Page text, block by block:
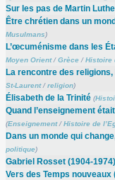
Sur les pas de Martin
Être chrétien dans un
Musulmans)
L’œcuménisme dans les
Moyen Orient/Grèce/Histoire
La rencontre des
St-Laurent/religion)
Élisabeth de la Trinité (
Quand l’enseignement
(Enseignement/Histoire de
Dans un monde qui
politique)
Gabriel Rosset (1904-1974)
Vers des Temps nouveaux